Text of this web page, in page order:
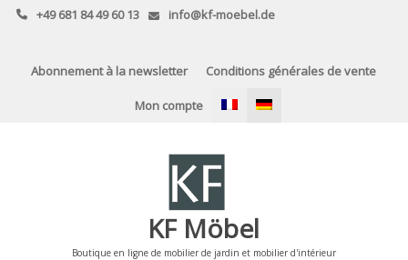
Skip
+49 681 84 49 60 13 info@kf-moebel.de
Abonnement à la newsletter Conditions générales de vente
Mon compte
KF Möbel
Boutique en ligne de mobilier de jardin et mobilier d'intérieur